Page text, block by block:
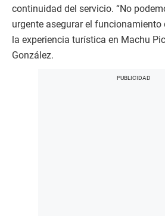
continuidad del servicio. “No
urgente asegurar el
la experiencia turística en Machu
González.